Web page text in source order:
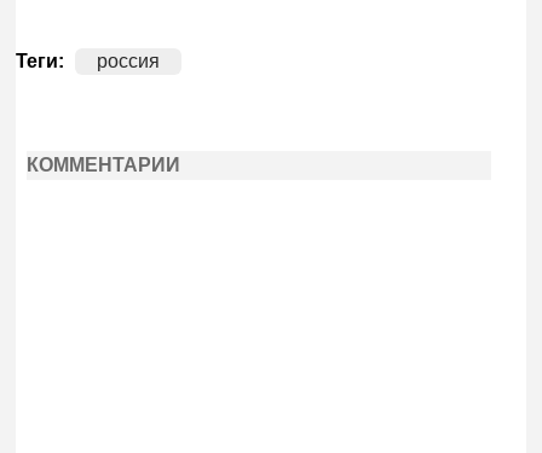
Теги: россия
КОММЕНТАРИИ